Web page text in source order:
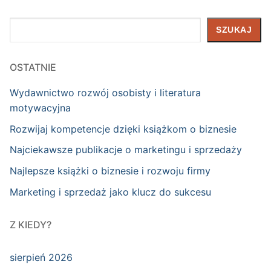
SZUKAJ
OSTATNIE
Wydawnictwo rozwój osobisty i literatura
motywacyjna
Rozwijaj kompetencje dzięki książkom o biznesie
Najciekawsze publikacje o marketingu i sprzedaży
Najlepsze książki o biznesie i rozwoju firmy
Marketing i sprzedaż jako klucz do sukcesu
Z KIEDY?
sierpień 2026